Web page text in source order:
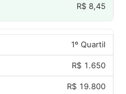
R$ 8,45
1º Quartil
R$ 1.650
R$ 19.800